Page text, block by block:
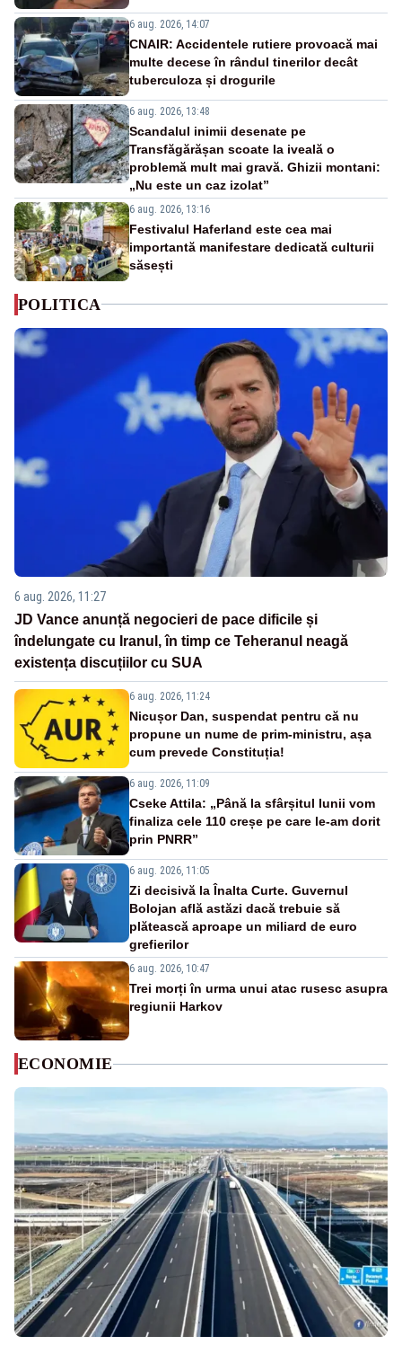
6 aug. 2026, 14:07
CNAIR: Accidentele rutiere provoacă mai
multe decese în rândul tinerilor decât
tuberculoza și drogurile
6 aug. 2026, 13:48
Scandalul inimii desenate pe
Transfăgărășan scoate la iveală o
problemă mult mai gravă. Ghizii montani:
„Nu este un caz izolat”
6 aug. 2026, 13:16
Festivalul Haferland este cea mai
importantă manifestare dedicată culturii
săsești
POLITICA
6 aug. 2026, 11:27
JD Vance anunță negocieri de pace dificile și
îndelungate cu Iranul, în timp ce Teheranul neagă
existența discuțiilor cu SUA
6 aug. 2026, 11:24
Nicușor Dan, suspendat pentru că nu
propune un nume de prim-ministru, așa
cum prevede Constituția!
6 aug. 2026, 11:09
Cseke Attila: „Până la sfârșitul lunii vom
finaliza cele 110 creșe pe care le-am dorit
prin PNRR”
6 aug. 2026, 11:05
Zi decisivă la Înalta Curte. Guvernul
Bolojan află astăzi dacă trebuie să
plătească aproape un miliard de euro
grefierilor
6 aug. 2026, 10:47
Trei morți în urma unui atac rusesc asupra
regiunii Harkov
ECONOMIE